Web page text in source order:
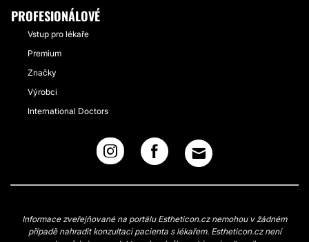
PROFESIONÁLOVÉ
Vstup pro lékaře
Premium
Značky
Výrobci
International Doctors
Informace zveřejňované na portálu Estheticon.cz nemohou v žádném
případě nahradit konzultaci pacienta s lékařem. Estheticon.cz není